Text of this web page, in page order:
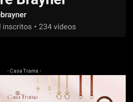
- Casa Trama -